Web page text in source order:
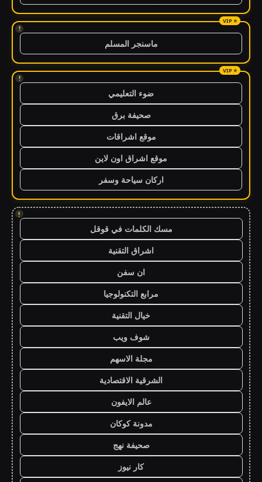
!
ماسنجر المسلم
!
ضوء التعليمي
صحيفة برق
موقع اشراقات
موقع اشراق اون لاين
اركان سياحة وسفر
!
مسك الكلمات في قوقل
اشراق التقنية
ان سفن
مرابع التكنولوجيا
خيال التقنية
شوف ويب
مجلة الاسهم
الشرقية الاقتصادية
عالم الايفون
مدونة كوكان
صحيفة نهج
كار نيوز